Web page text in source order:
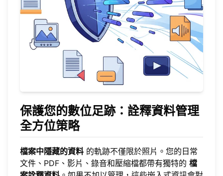
保護您的數位足跡：詮釋資料管理
全方位策略
檔案中隱藏的資料 的軌跡不僅限於照片。您的日常
文件、PDF、影片、錄音和壓縮檔都帶有獨特的 檔